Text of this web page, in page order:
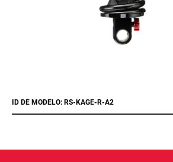
ID DE MODELO: RS-KAGE-R-A2